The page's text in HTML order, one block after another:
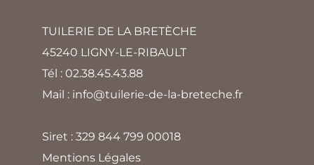
TUILERIE DE LA BRETÈCHE
45240 LIGNY-LE-RIBAULT
Tél : 02.38.45.43.88
Mail : info@tuilerie-de-la-breteche.fr
Siret : 329 844 799 00018
Mentions Légales